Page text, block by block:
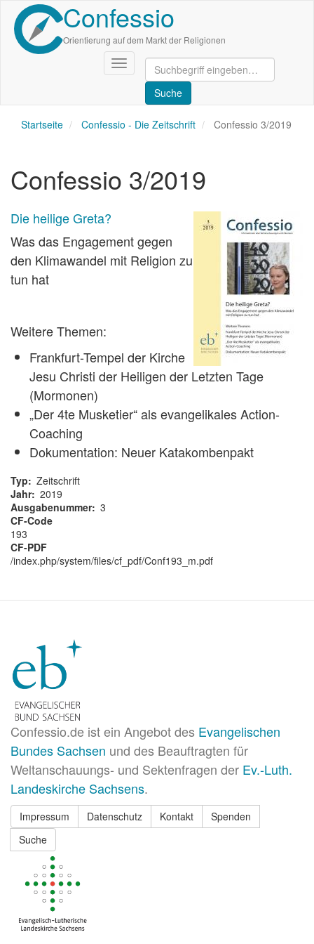
Direkt
zum
Inhalt
Confessio
Orientierung auf dem Markt der Religionen
Navigation
aktivieren/deaktivieren
Startseite Confessio - Die Zeitschrift Confessio 3/2019
Confessio 3/2019
Die heilige Greta?
Was das Engagement gegen
den Klimawandel mit Religion zu
tun hat
Weitere Themen:
Frankfurt-Tempel der Kirche
Jesu Christi der Heiligen der Letzten Tage
(Mormonen)
„Der 4te Musketier“ als evangelikales Action-
Coaching
Dokumentation: Neuer Katakombenpakt
Typ
Zeitschrift
Jahr 2019
Ausgabenummer 3
CF-Code
193
CF-PDF
/index.php/system/files/cf_pdf/Conf193_m.pdf
Confessio.de ist ein Angebot des Evangelischen
Bundes Sachsen und des Beauftragten für
Weltanschauungs- und Sektenfragen der Ev.-Luth.
Landeskirche Sachsens.
Impressum Datenschutz Kontakt
Spenden
Suche